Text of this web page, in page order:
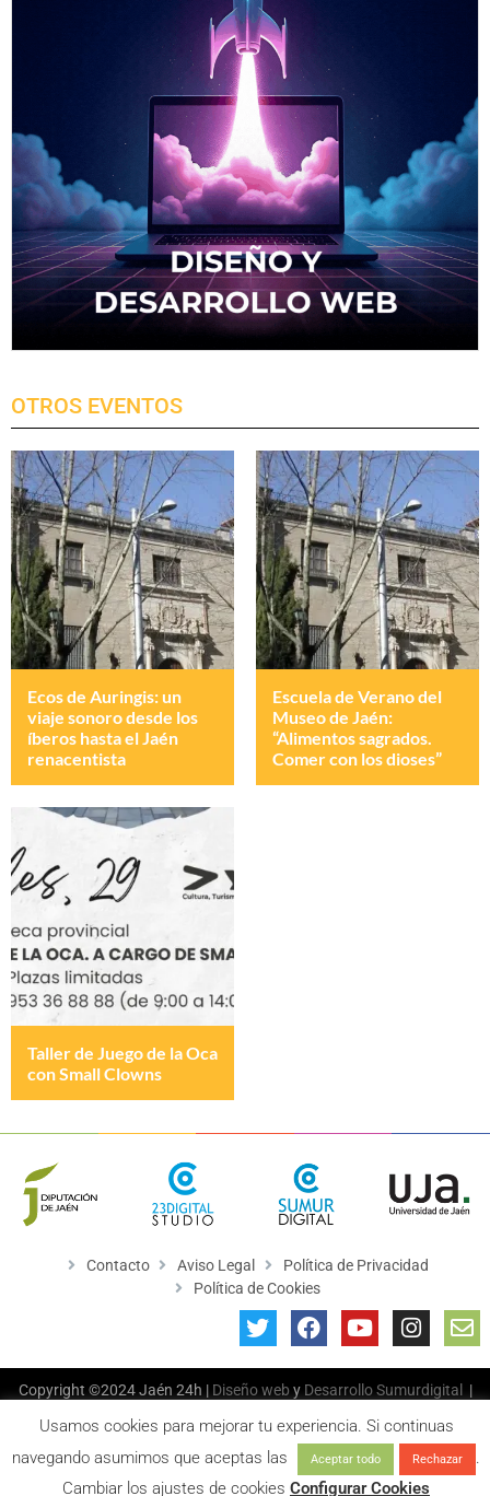
OTROS EVENTOS
Ecos de Auringis: un
viaje sonoro desde los
íberos hasta el Jaén
renacentista
Escuela de Verano del
Museo de Jaén:
“Alimentos sagrados.
Comer con los dioses”
Taller de Juego de la Oca
con Small Clowns
Contacto Aviso Legal
Política de Privacidad
Política de Cookies
Copyright ©2024 Jaén 24h | Diseño web y Desarrollo Sumurdigital
|
Usamos cookies para mejorar tu experiencia. Si continuas
navegando asumimos que aceptas las
Aceptar todo Rechazar
.
Cambiar los ajustes de cookies Configurar Cookies